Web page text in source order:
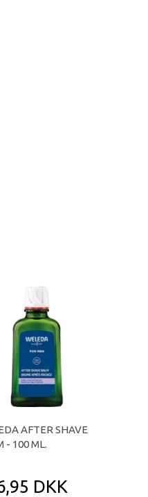
AFTER SHAVE
- 100 ML.
DKK